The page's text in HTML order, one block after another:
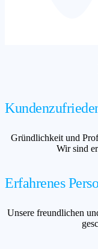
Gründlichkeit und
Wir sind
Erfahrenes
Unsere freundlichen